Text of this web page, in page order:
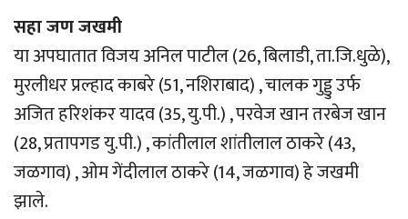
सहा जण जखमी
या अपघातात विजय अनिल पाटील (26, बिलाडी, ता.जि.धुळे),
मुरलीधर प्रल्हाद काबरे (51, नशिराबाद) , चालक गुड्डु उर्फ
अजित हरिशंकर यादव (35, यु.पी.) , परवेज खान तरबेज खान
(28, प्रतापगड यु.पी.) , कांतीलाल शांतीलाल ठाकरे (43,
जळगाव) , ओम गेंदीलाल ठाकरे (14, जळगाव) हे जखमी
झाले.